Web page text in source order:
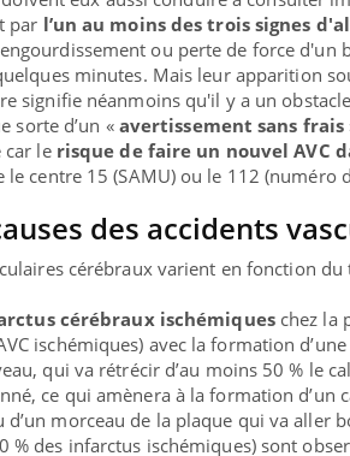
par l’un au moins des trois signes
ou perte de force d'un
minutes. Mais leur apparition
signifie néanmoins qu'il y a un
sorte d’un « avertissement sans frais
car le risque de faire un nouvel AVC
centre 15 (SAMU) ou le 112 (numéro
des accidents
cérébraux varient en fonction du
cérébraux ischémiqueschez la
ischémiques) avec la formation
qui va rétrécir d’au moins 50 % le
ce qui amènera à la formation d’un
morceau de la plaque qui va aller
% des infarctus ischémiques) sont